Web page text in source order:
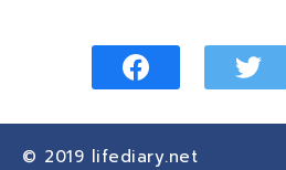
© 2019 lifediary.net